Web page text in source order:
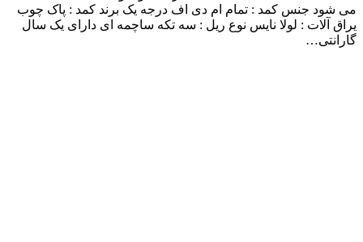
می شود جنس کمد : تمام ام دی اف درجه یک برند کمد : پاک چوب
یراق آلات : لولا نایس نوع ریل : سه تکه ساچمه ای دارای یک سال
گارانتی…